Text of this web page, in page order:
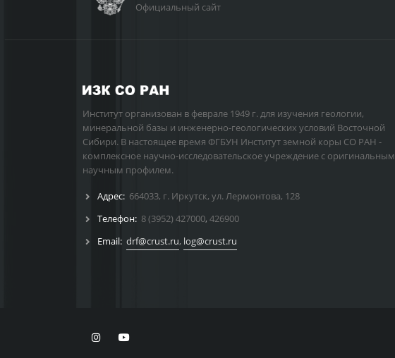
Официальный сайт
Институт организован в феврале 1949 г. для изучения геологии,
минеральной базы и инженерно-геологических условий Восточной
Сибири. В настоящее время ФГБУН Институт земной коры СО РАН -
комплексное научно-исследовательское учреждение с оригинальным
научным профилем.
Адрес: 664033, г. Иркутск, ул. Лермонтова, 128
Телефон: 8 (3952) 427000, 426900
Email: drf@crust.ru, log@crust.ru